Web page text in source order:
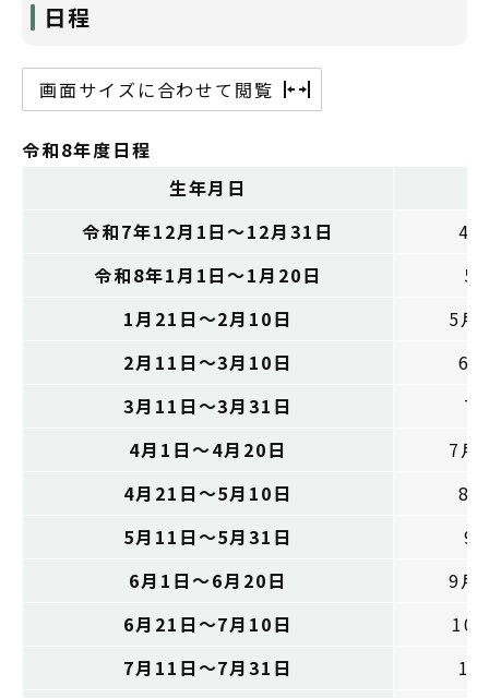
日程
画面サイズに合わせて閲覧
令和8年度日程
生年月日
令和7年12月1日～12月31日
4
令和8年1月1日～1月20日
5
1月21日～2月10日
5月
2月11日～3月10日
6
3月11日～3月31日
7
4月1日～4月20日
7月
4月21日～5月10日
8
5月11日～5月31日
9
6月1日～6月20日
9月
6月21日～7月10日
10
7月11日～7月31日
11